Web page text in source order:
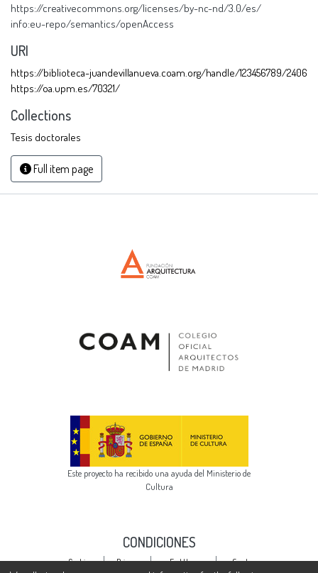
https://creativecommons.org/licenses/by-nc-nd/3.0/es/
info:eu-repo/semantics/openAccess
URI
https://biblioteca-juandevillanueva.coam.org/handle/123456789/2406
https://oa.upm.es/70321/
Collections
Tesis doctorales
Full item page
Este proyecto ha recibido una ayuda del Ministerio de
Cultura
CONDICIONES
Cookie
Privacy
End User
Send